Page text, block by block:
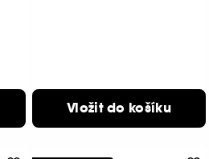
Vložit do košíku